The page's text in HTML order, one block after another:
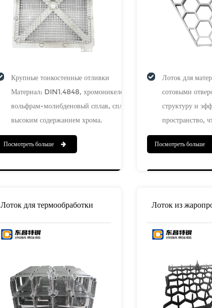
Крупные тонкостенные отливки
Материал: DIN1.4848, хромоникелевый сплав,
вольфрам-молибденовый сплав, сплав с
высоким содержанием хрома.
Рабочее состояние: 980 ℃, термостойкий и
износостойкий.
керамики
Посмотреть больше
Лоток для
сотовыми
структуру и
пространство,
подходящим
и
экономя место
материала
высокой
Посмотреть больше
Лоток для термообработки Лоток из